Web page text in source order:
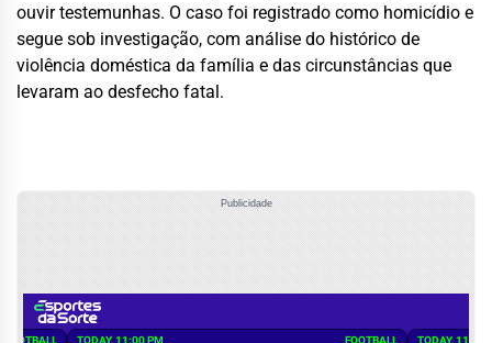
ouvir testemunhas. O caso foi registrado como homicídio e
segue sob investigação, com análise do histórico de
violência doméstica da família e das circunstâncias que
levaram ao desfecho fatal.
Publicidade